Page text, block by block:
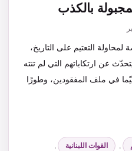
بالكذب
لمحاولة التعتيم على التاريخ،
عن ارتكاباتهم التي لم تنته
سيّما في ملف المفقودين، وطورًا
, القوات اللبنانية ,